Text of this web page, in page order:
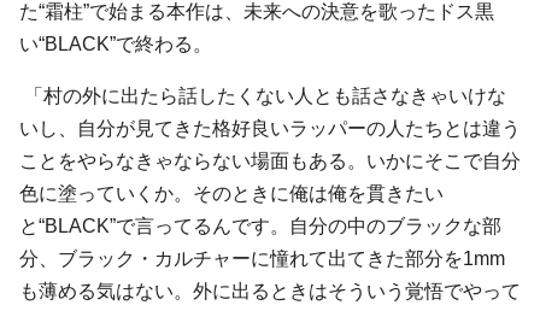
た“霜柱”で始まる本作は、未来への決意を歌ったドス黒
い“BLACK”で終わる。
「村の外に出たら話したくない人とも話さなきゃいけな
いし、自分が見てきた格好良いラッパーの人たちとは違う
ことをやらなきゃならない場面もある。いかにそこで自分
色に塗っていくか。そのときに俺は俺を貫きたい
と“BLACK”で言ってるんです。自分の中のブラックな部
分、ブラック・カルチャーに憧れて出てきた部分を1mm
も薄める気はない。外に出るときはそういう覚悟でやって